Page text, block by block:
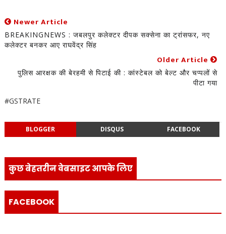
Newer Article
BREAKINGNEWS : जबलपुर कलेक्टर दीपक सक्सेना का ट्रांसफर, नए
कलेक्टर बनकर आए राघवेंद्र सिंह
Older Article
पुलिस आरक्षक की बेरहमी से पिटाई की : कांस्टेबल को बेल्ट और चप्पलों से
पीटा गया
#GSTRATE
BLOGGER DISQUS FACEBOOK
कुछ बेहतरीन वेबसाइट आपके लिए
FACEBOOK